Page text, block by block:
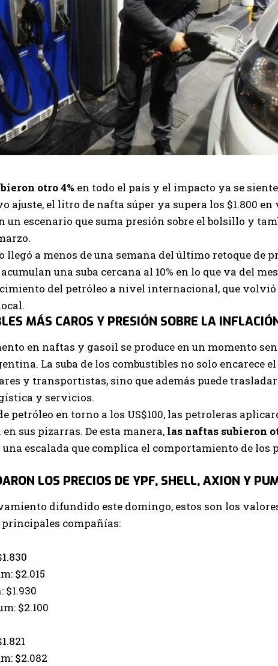
otro 4% en todo el país y el impacto ya se
ajuste, el litro de nafta súper ya supera los $1.800
un escenario que suma presión sobre el bolsillo y
llegó a menos de una semana del último retoque de
una suba cercana al 10% en lo que va del
del petróleo a nivel internacional, que
MÁS CAROS Y PRESIÓN SOBRE LA
en naftas y gasoil se produce en un momento
La suba de los combustibles no solo encarece
y transportistas, sino que además puede
y servicios.
petróleo en torno a los US$100, las petroleras
sus pizarras. De esta manera, las naftas subieron
escalada que complica el comportamiento de los
LOS PRECIOS DE YPF, SHELL, AXION Y
difundido este domingo, estos son los
compañías:
$2.015
$1.930
$2.100
$2.082